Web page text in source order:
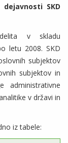
SKD
v skladu
letu 2008. SKD
subjektov
subjektov in
v državi in
iz tabele: